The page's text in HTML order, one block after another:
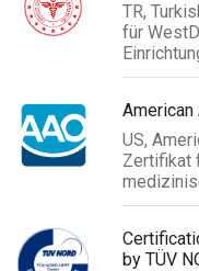
TR,
für
US,
Zertifikat
by TÜV